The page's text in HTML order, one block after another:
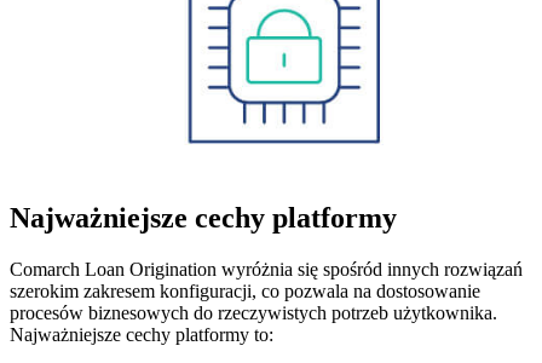
Najważniejsze cechy platformy
Comarch Loan Origination wyróżnia się spośród innych rozwiązań
szerokim zakresem konfiguracji, co pozwala na dostosowanie
procesów biznesowych do rzeczywistych potrzeb użytkownika.
Najważniejsze cechy platformy to: